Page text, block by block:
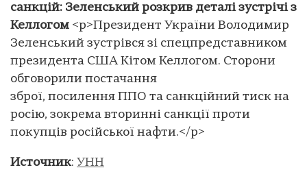
санкцій: Зеленський розкрив деталі зустрічі з
Келлогом <p>Президент України Володимир
Зеленський зустрівся зі спецпредставником
президента США Кітом Келлогом. Сторони
обговорили постачання
зброї, посилення ППО та санкційний тиск на
росію, зокрема вторинні санкції проти
покупців російської нафти.</p>
Источник: УНН